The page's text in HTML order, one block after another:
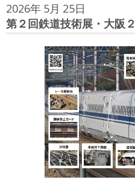
2026年 5月 25日
第２回鉄道技術展・大阪